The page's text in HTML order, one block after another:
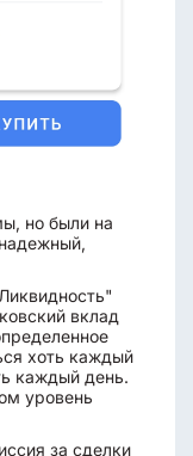
но были на
вклад
хоть каждый
каждый день.
уровень
за сделки